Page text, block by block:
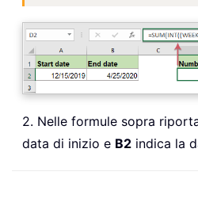
2. Nelle formule sopra
data di inizio e B2 indica la